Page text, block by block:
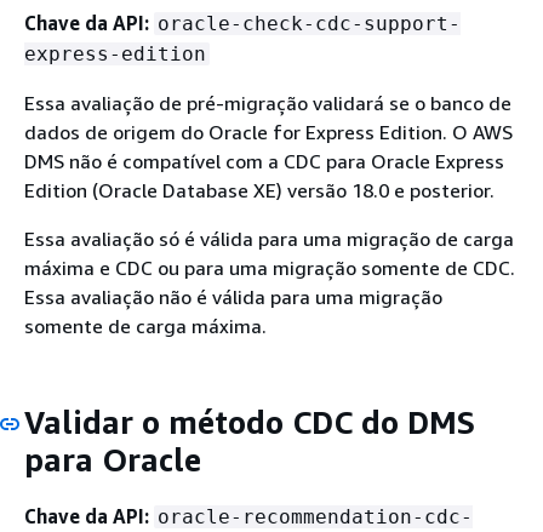
Chave da API: oracle-check-cdc-support-
express-edition
Essa avaliação de pré-migração validará se o banco de
dados de origem do Oracle for Express Edition. O AWS
DMS não é compatível com a CDC para Oracle Express
Edition (Oracle Database XE) versão 18.0 e posterior.
Essa avaliação só é válida para uma migração de carga
máxima e CDC ou para uma migração somente de CDC.
Essa avaliação não é válida para uma migração
somente de carga máxima.
Validar o método CDC do DMS
para Oracle
Chave da API: oracle-recommendation-cdc-